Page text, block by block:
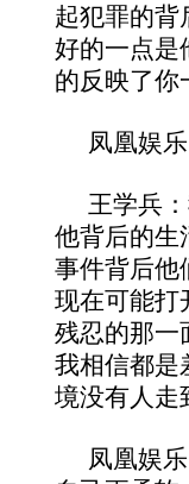
起犯罪的背
好的一点是
的反映了你
凤凰娱
王学兵
他背后的生
事件背后他
现在可能打
残忍的那一
我相信都是
境没有人走
凤凰娱